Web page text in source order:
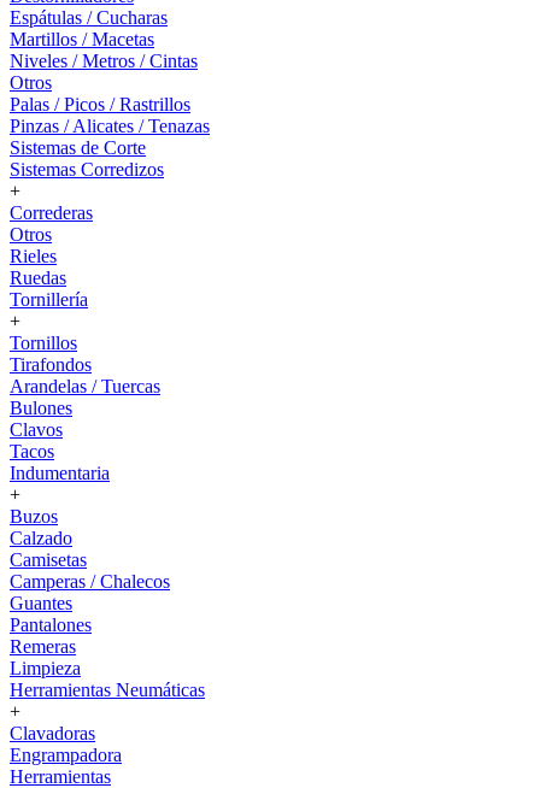
Espátulas / Cucharas
Martillos / Macetas
Niveles / Metros / Cintas
Otros
Palas / Picos / Rastrillos
Pinzas / Alicates / Tenazas
Sistemas de Corte
Sistemas Corredizos
+
Correderas
Otros
Rieles
Ruedas
Tornillería
+
Tornillos
Tirafondos
Arandelas / Tuercas
Bulones
Clavos
Tacos
Indumentaria
+
Buzos
Calzado
Camisetas
Camperas / Chalecos
Guantes
Pantalones
Remeras
Limpieza
Herramientas Neumáticas
+
Clavadoras
Engrampadora
Herramientas